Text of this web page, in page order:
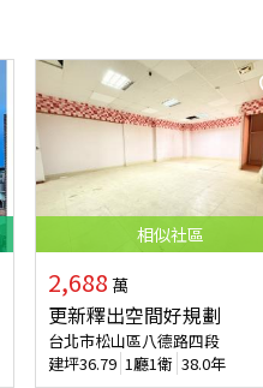
相似社區
2,688 萬
更新釋出空間好規劃
台北市松山區八德路四段
建坪36.79 1廳1衛 38.0年